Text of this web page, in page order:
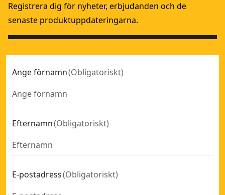
Registrera dig för nyheter, erbjudanden och de
senaste produktuppdateringarna.
Ange förnamn(Obligatoriskt)
Efternamn(Obligatoriskt)
E-postadress(Obligatoriskt)